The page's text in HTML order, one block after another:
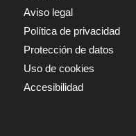
Aviso legal
Política de privacidad
Protección de datos
Uso de cookies
Accesibilidad